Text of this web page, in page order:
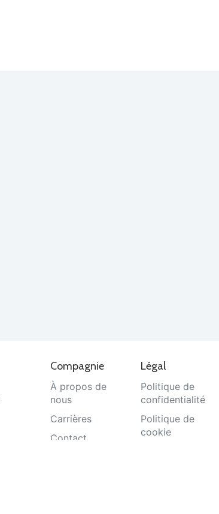
Compagnie
À propos de
nous
Carrières
Contact
Légal
Politique de
confidentialité
Politique de
cookie